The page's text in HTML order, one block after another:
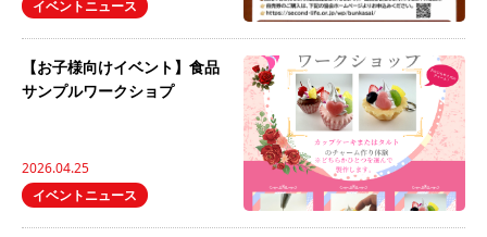
イベントニュース
【お子様向けイベント】食品
サンプルワークショプ
2026.04.25
イベントニュース